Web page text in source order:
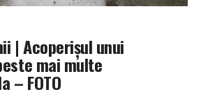
| Acoperișul unui
mai multe
– FOTO